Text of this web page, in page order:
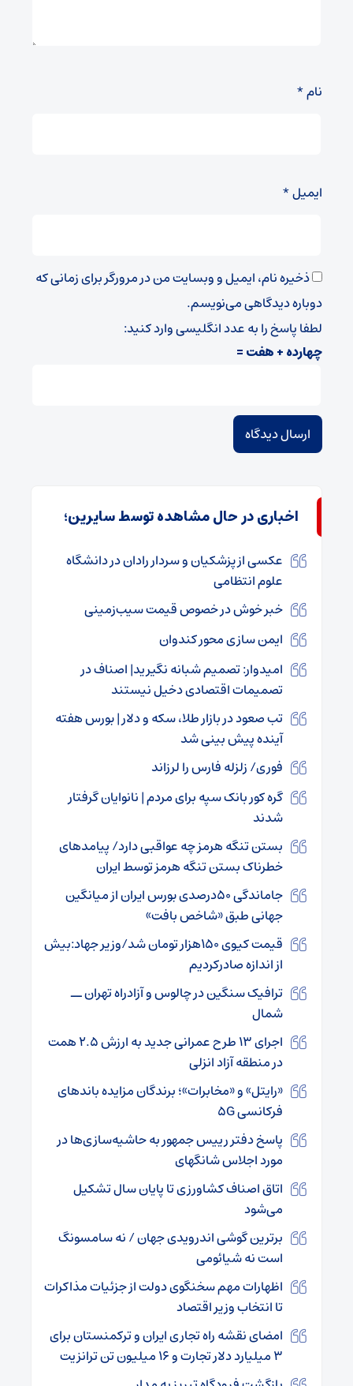
نام*
ایمیل*
ذخیره نام، ایمیل و وبسایت من در مرورگر برای زمانی که
دوباره دیدگاهی می‌نویسم.
لطفا پاسخ را به عدد انگلیسی وارد کنید:
چهارده + هفت =
اخباری در حال مشاهده توسط سایرین؛
عکسی از پزشکیان و سردار رادان در دانشگاه
علوم انتظامی
خبر خوش در خصوص قیمت سیب‌زمینی
ایمن سازی محور کندوان
امیدوار: تصمیم شبانه نگیرید| اصناف در
تصمیمات اقتصادی دخیل نیستند
تب صعود در بازار طلا، سکه و دلار | بورس هفته
آینده پیش بینی شد
فوری/ زلزله فارس را لرزاند
گره کور بانک سپه برای مردم | نانوایان گرفتار
شدند
بستن تنگه هرمز چه عواقبی دارد/ پیامدهای
خطرناک بستن تنگه هرمز توسط ایران
جاماندگی ۵۰درصدی بورس ایران از میانگین
جهانی طبق «شاخص بافت»
قیمت کیوی ۱۵۰هزار تومان شد/وزیر جهاد:بیش
از اندازه صادرکردیم
ترافیک سنگین در چالوس و آزادراه تهران ــ
شمال
اجرای ۱۳ طرح عمرانی جدید به ارزش ۲.۵ همت
در منطقه آزاد انزلی
«رایتل» و «مخابرات»؛ برندگان مزایده باندهای
فرکانسی ۵G
پاسخ دفتر رییس جمهور به حاشیه‌سازی‌ها در
مورد اجلاس شانگهای
اتاق اصناف کشاورزی تا پایان سال تشکیل
می‌شود
برترین گوشی اندرویدی جهان / نه سامسونگ
است نه شیائومی
اظهارات مهم سخنگوی دولت از جزئیات مذاکرات
تا انتخاب وزیر اقتصاد
امضای نقشه راه تجاری ایران و ترکمنستان برای
۳ میلیارد دلار تجارت و ۱۶ میلیون تن ترانزیت